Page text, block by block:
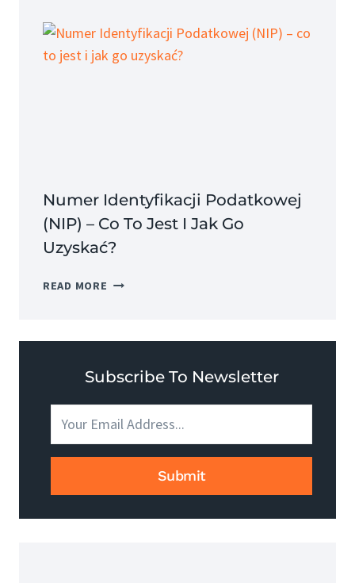
CO
JEST
Numer Identyfikacji Podatkowej
(NIP) – Co To Jest I Jak Go
Uzyskać?
READ MORE NUMER
CO
JEST
I
JAK
UZYSKAĆ?
Subscribe To Newsletter
Submit